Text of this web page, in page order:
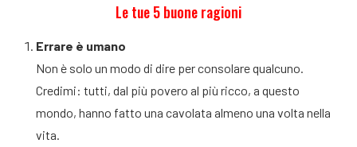
Le tue 5 buone ragioni
Errare è umano
Non è solo un modo di dire per consolare qualcuno.
Credimi: tutti, dal più povero al più ricco, a questo
mondo, hanno fatto una cavolata almeno una volta nella
vita.